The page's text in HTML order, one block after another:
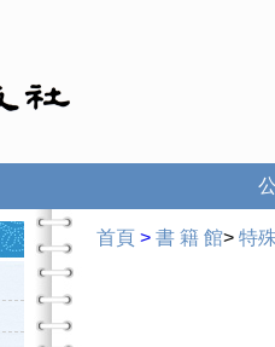
首頁 > 書 籍 館> 特